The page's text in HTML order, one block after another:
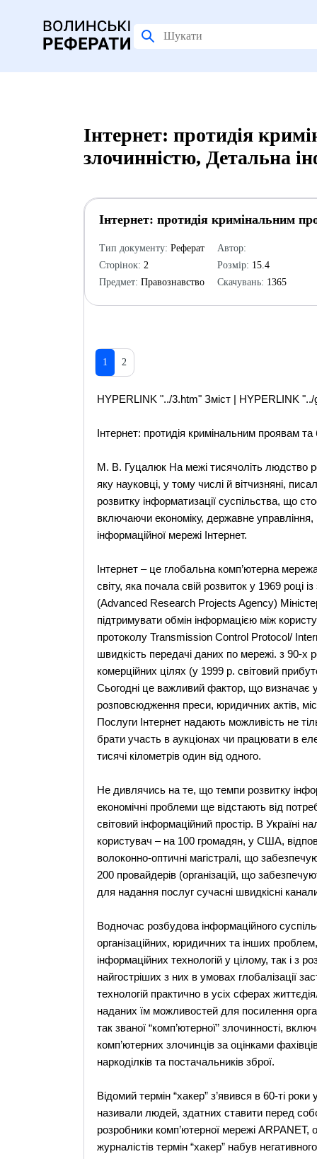
Інтернет: протидія
злочинністю, Детальна
Інтернет: протидія кримінальним
Тип документу: Реферат
Сторінок: 2
Предмет: Правознавство
Автор:
Розмір: 15.4
Скачувань: 1365
1 2
HYPERLINK "../3.htm" Зміст | HYPERLINK
Інтернет: протидія кримінальним проявам та
М. В. Гуцалюк На межі тисячоліть людство
яку науковці, у тому числі й вітчизняні,
розвитку інформатизації суспільства, що
включаючи економіку, державне управління,
інформаційної мережі Інтернет.
Інтернет – це глобальна комп’ютерна
світу, яка почала свій розвиток у 1969 році
(Advanced Research Projects Agency)
підтримувати обмін інформацією між
протоколу Transmission Control Protocol/
швидкість передачі даних по мережі. з 90-х
комерційних цілях (у 1999 р. світовий
Сьогодні це важливий фактор, що визначає
розповсюдження преси, юридичних актів,
Послуги Інтернет надають можливість не
брати участь в аукціонах чи працювати в
тисячі кілометрів один від одного.
Не дивлячись на те, що темпи розвитку
економічні проблеми ще відстають від
світовий інформаційний простір. В Україні
користувач – на 100 громадян, у США,
волоконно-оптичні магістралі, що
200 провайдерів (організацій, що
для надання послуг сучасні швидкісні
Водночас розбудова інформаційного
організаційних, юридичних та інших
інформаційних технологій у цілому, так і з
найгостріших з них в умовах глобалізації
технологій практично в усіх сферах
наданих їм можливостей для посилення
так званої “комп’ютерної” злочинності,
комп’ютерних злочинців за оцінками
наркоділків та постачальників зброї.
Відомий термін “хакер” з’явився в 60-ті
називали людей, здатних ставити перед
розробники комп’ютерної мережі
журналістів термін “хакер” набув